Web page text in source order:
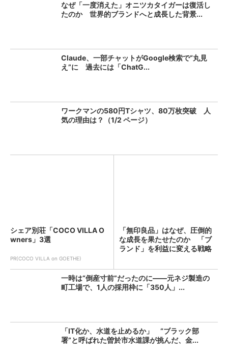
なぜ「一度消えた」オニツカタイガーは復活し
たのか 世界的ブランドへと成長した背景...
Claude、一部チャットがGoogle検索で“丸見
え”に 過去には「ChatG...
ワークマンの580円Tシャツ、80万枚突破 人
気の理由は？（1/2 ページ）
シェア別荘「COCO VILLA O
wners」3選
PR(COCO VILLA on GOETHE)
「無印良品」はなぜ、圧倒的
な成長を果たせたのか 「ブ
ランド」を利益に変える戦略
一時は“倒産寸前”だったのに――元ネジ製造の
町工場で、1人の採用枠に「350人」...
「IT化か、水道を止めるか」 “ブラック部
署”と呼ばれた曽於市水道課が挑んだ、金...